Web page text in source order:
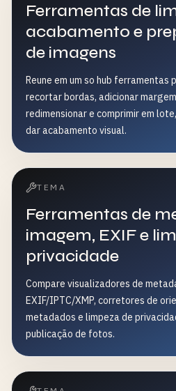
Ferramentas de
acabamento e
de imagens
Reune em um so hub ferramentas
recortar bordas, adicionar
redimensionar e comprimir em
dar acabamento visual.
TEMA
Ferramentas de
imagem, EXIF e
privacidade
Compare visualizadores de
EXIF/IPTC/XMP, corretores de
metadados e limpeza de
publicação de fotos.